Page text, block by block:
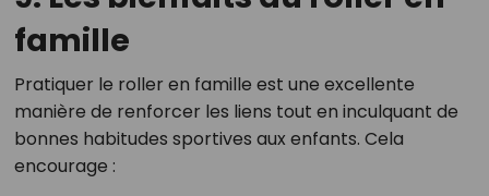
famille
Pratiquer le roller en famille est une excellente
manière de renforcer les liens tout en inculquant de
bonnes habitudes sportives aux enfants. Cela
encourage :